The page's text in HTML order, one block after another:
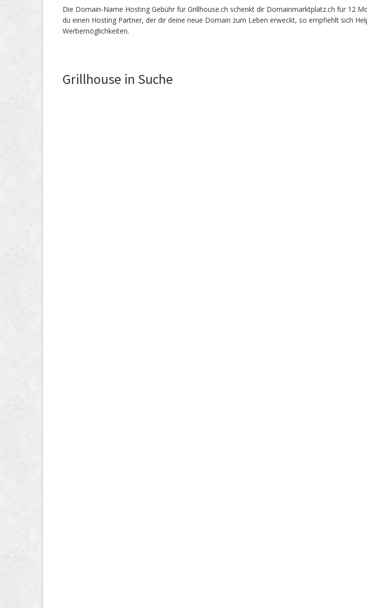
Die Domain-Name Hosting Gebühr für Grillhouse.ch schenkt dir Domainmarktplatz.ch für 12
du einen Hosting Partner, der dir deine neue Domain zum Leben erweckt, so empfiehlt sich
Werbemöglichkeiten.
Grillhouse in Suche